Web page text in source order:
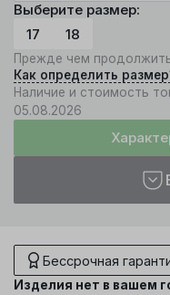
Выберите размер:
17
18
Прежде чем
Как определить
Наличие и стоимость
05.08.2026
Бессрочная
Изделия нет в вашем